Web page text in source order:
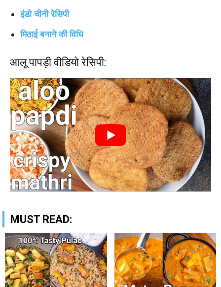
इंडो चीनी रेसिपी
मिठाई बनाने की विधि
आलू पापड़ी वीडियो रेसिपी:
MUST READ: